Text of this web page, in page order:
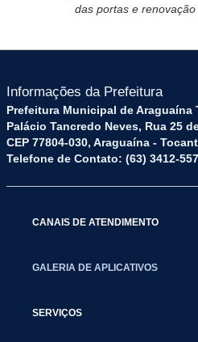
das portas e
Informações da Prefeitura
Prefeitura Municipal de Araguaína
Palácio Tancredo Neves, Rua 25
CEP 77804-030, Araguaína -
Telefone de Contato: (63) 3412-
CANAIS DE ATENDIMENTO
GALERIA DE APLICATIVOS
SERVIÇOS